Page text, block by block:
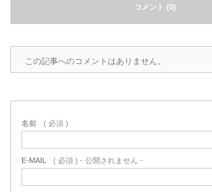
コメント (0)
この記事へのコメントはありません。
名前 ( 必須 )
E-MAIL ( 必須 ) - 公開されません -